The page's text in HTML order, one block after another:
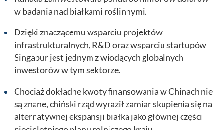
w badania nad białkami roślinnymi.
Dzięki znaczącemu wsparciu projektów
infrastrukturalnych, R&D oraz wsparciu startupów
Singapur jest jednym z wiodących globalnych
inwestorów w tym sektorze.
Chociaż dokładne kwoty finansowania w Chinach nie
są znane, chiński rząd wyraził zamiar skupienia się na
alternatywnej ekspansji białka jako głównej części